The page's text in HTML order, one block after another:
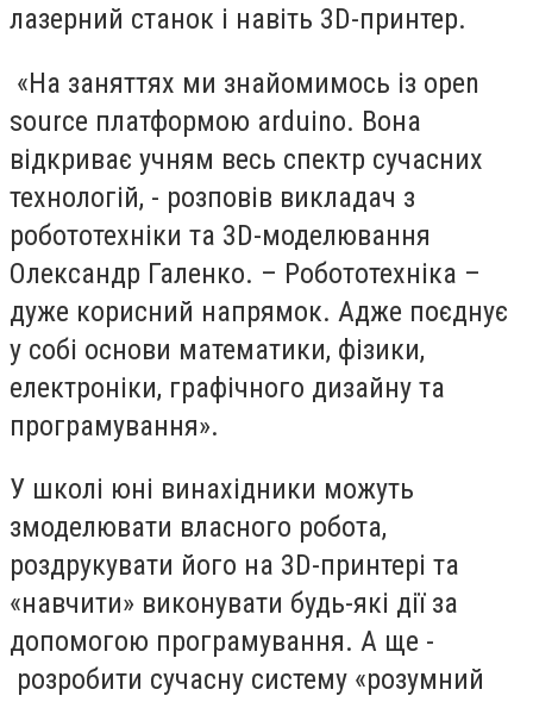
лазерний станок і навіть 3D-принтер.
«На заняттях ми знайомимось із open
source платформою arduino. Вона
відкриває учням весь спектр сучасних
технологій, - розповів викладач з
робототехніки та 3D-моделювання
Олександр Галенко. – Робототехніка –
дуже корисний напрямок. Адже поєднує
у собі основи математики, фізики,
електроніки, графічного дизайну та
програмування».
У школі юні винахідники можуть
змоделювати власного робота,
роздрукувати його на 3D-принтері та
«навчити» виконувати будь-які дії за
допомогою програмування. А ще -
розробити сучасну систему «розумний